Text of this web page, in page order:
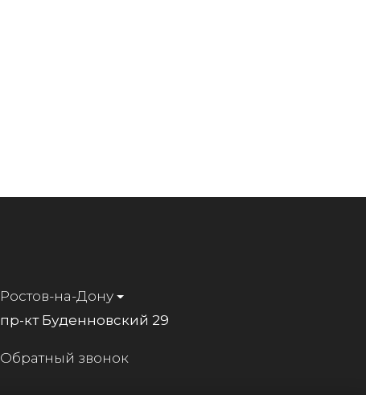
Ростов-на-Дону
пр-кт Буденновский 29
Обратный звонок